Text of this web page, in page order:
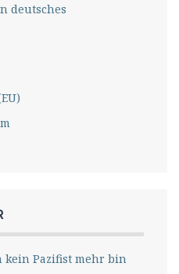
deutsches
kein Pazifist mehr bin